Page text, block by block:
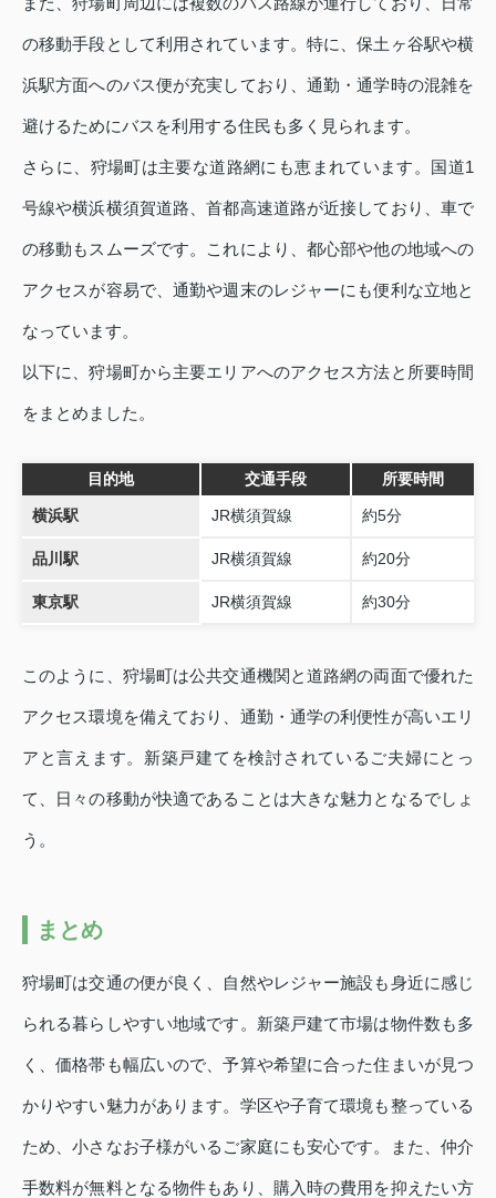
の移動手段として利用されています。特に、保土ヶ谷駅や横
浜駅方面へのバス便が充実しており、通勤・通学時の混雑を
避けるためにバスを利用する住民も多く見られます。
さらに、狩場町は主要な道路網にも恵まれています。国道1
号線や横浜横須賀道路、首都高速道路が近接しており、車で
の移動もスムーズです。これにより、都心部や他の地域への
アクセスが容易で、通勤や週末のレジャーにも便利な立地と
なっています。
以下に、狩場町から主要エリアへのアクセス方法と所要時間
をまとめました。
目的地 交通手段 所要時間
横浜駅 JR横須賀線 約5分
品川駅 JR横須賀線 約20分
東京駅 JR横須賀線 約30分
このように、狩場町は公共交通機関と道路網の両面で優れた
アクセス環境を備えており、通勤・通学の利便性が高いエリ
アと言えます。新築戸建てを検討されているご夫婦にとっ
て、日々の移動が快適であることは大きな魅力となるでしょ
う。
まとめ
狩場町は交通の便が良く、自然やレジャー施設も身近に感じ
られる暮らしやすい地域です。新築戸建て市場は物件数も多
く、価格帯も幅広いので、予算や希望に合った住まいが見つ
かりやすい魅力があります。学区や子育て環境も整っている
ため、小さなお子様がいるご家庭にも安心です。また、仲介
手数料が無料となる物件もあり、購入時の費用を抑えたい方